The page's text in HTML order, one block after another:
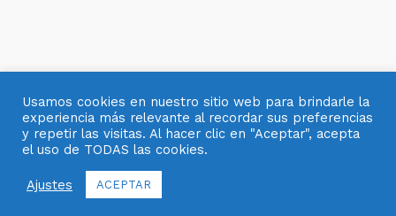
© 2007- 2025 OBJETOS CON VIDRIO
Usamos cookies en nuestro sitio web para brindarle la
experiencia más relevante al recordar sus preferencias
y repetir las visitas. Al hacer clic en "Aceptar", acepta
el uso de TODAS las cookies.
Ajustes ACEPTAR